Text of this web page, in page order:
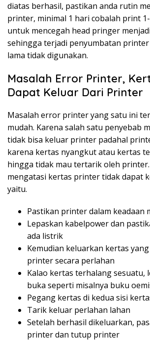
diatas berhasil, pastikan anda rutin
printer, minimal 1 hari cobalah print
untuk mencegah head pringer
sehingga terjadi penyumbatan
lama tidak digunakan.
Masalah Error Printer,
Dapat Keluar Dari Printer
Masalah error printer yang satu ini
mudah. Karena salah satu penyebab
tidak bisa keluar printer padahal
karena kertas nyangkut atau kertas
hingga tidak mau tertarik oleh printer.
mengatasi kertas printer tidak dapat
yaitu.
Pastikan printer dalam keadaan
Lepaskan kabelpower dan
ada listrik
Kemudian keluarkan kertas
printer secara perlahan
Kalao kertas terhalang sesuatu,
buka seperti misalnya buku
Pegang kertas di kedua sisi
Tarik keluar perlahan lahan
Setelah berhasil dikeluarkan,
printer dan tutup printer